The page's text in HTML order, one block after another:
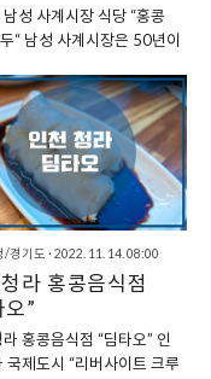
남성 사계시장 식당 “홍콩
“ 남성 사계시장은 50년이
전통시장이다. 지하철 4호
선이 통과하는 이수역에서
지 않은 곳에 자리하고 있어
성이 좋은 곳이기도 하다. 남
시장은 공산품 위주의 상품
는 봄 구역, 과일, 채소, 정
식료품을 판매하는 여름 구
한 먹거리들이 자리한 가을
뜻한 육수를 맛볼 수 있는
겨울 구역까지 사계절을
시장이다. 이러한 사계절
로 하여 “남성 사계시장”이
/경기도 · 2022. 11. 14. 08:00
라 홍콩음식점
오”
홍콩음식점 “딤타오” 인
국제도시 “리버사이트 크루